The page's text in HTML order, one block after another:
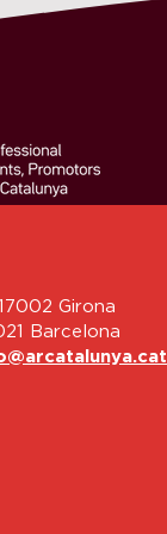
Girona
Barcelona